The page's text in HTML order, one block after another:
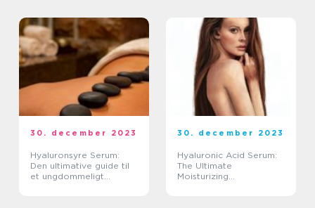
30. december 2023
Hyaluronsyre Serum:
Den ultimative guide til
et ungdommeligt
30. december 2023
Hyaluronic Acid Serum:
The Ultimate
Moisturizing